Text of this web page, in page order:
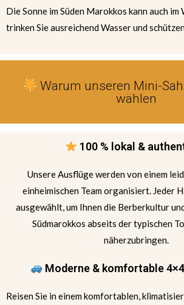
Die Sonne im Süden Marokkos kann auch
trinken Sie ausreichend Wasser und
Warum unseren Mini-
wählen
100 % lokal &
Unsere Ausflüge werden von einem
einheimischen Team organisiert. Jeder
ausgewählt, um Ihnen die Berberkultur
Südmarokkos abseits der typischen
näherzubringen.
Moderne & komfortable
Reisen Sie in einem komfortablen,